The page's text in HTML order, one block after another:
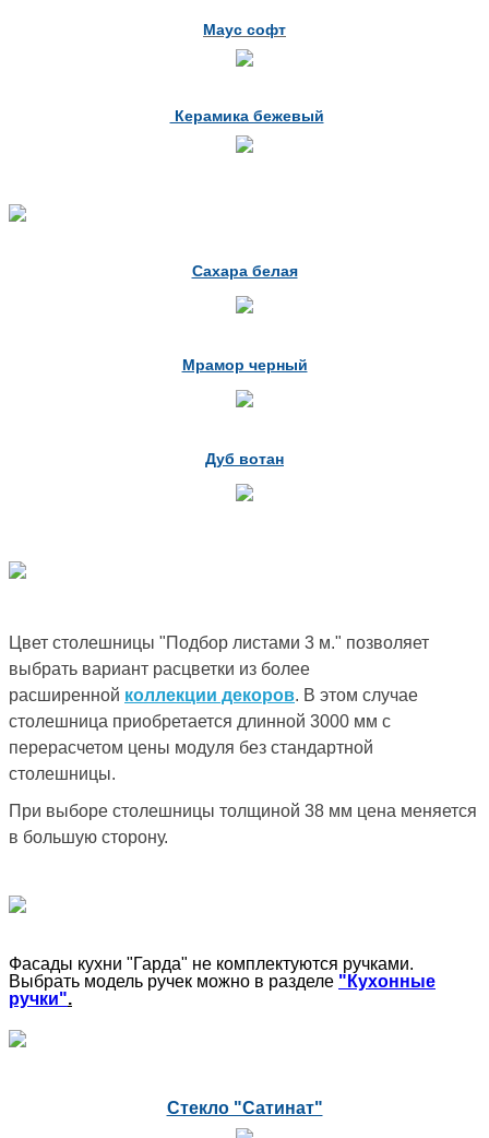
Маус софт
Керамика бежевый
Сахара белая
Мрамор черный
Дуб вотан
Цвет столешницы "Подбор листами 3 м." позволяет
выбрать вариант расцветки из более
расширенной коллекции декоров. В этом случае
столешница приобретается длинной 3000 мм с
перерасчетом цены модуля без стандартной
столешницы.
При выборе столешницы толщиной 38 мм цена меняется
в большую сторону.
Фасады кухни "Гарда" не комплектуются ручками.
Выбрать модель ручек можно в разделе "Кухонные
ручки".
Стекло "Сатинат"